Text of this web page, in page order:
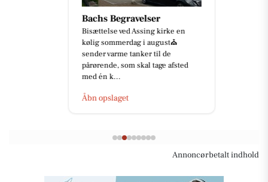
Bachs Begravelser
Bisættelse ved Assing kirke en
kølig sommerdag i august⛪️
sender varme tanker til de
pårørende, som skal tage afsted
med én k...
Åbn opslaget
Annoncørbetalt indhold